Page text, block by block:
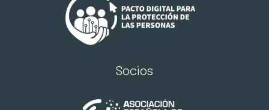
Socios